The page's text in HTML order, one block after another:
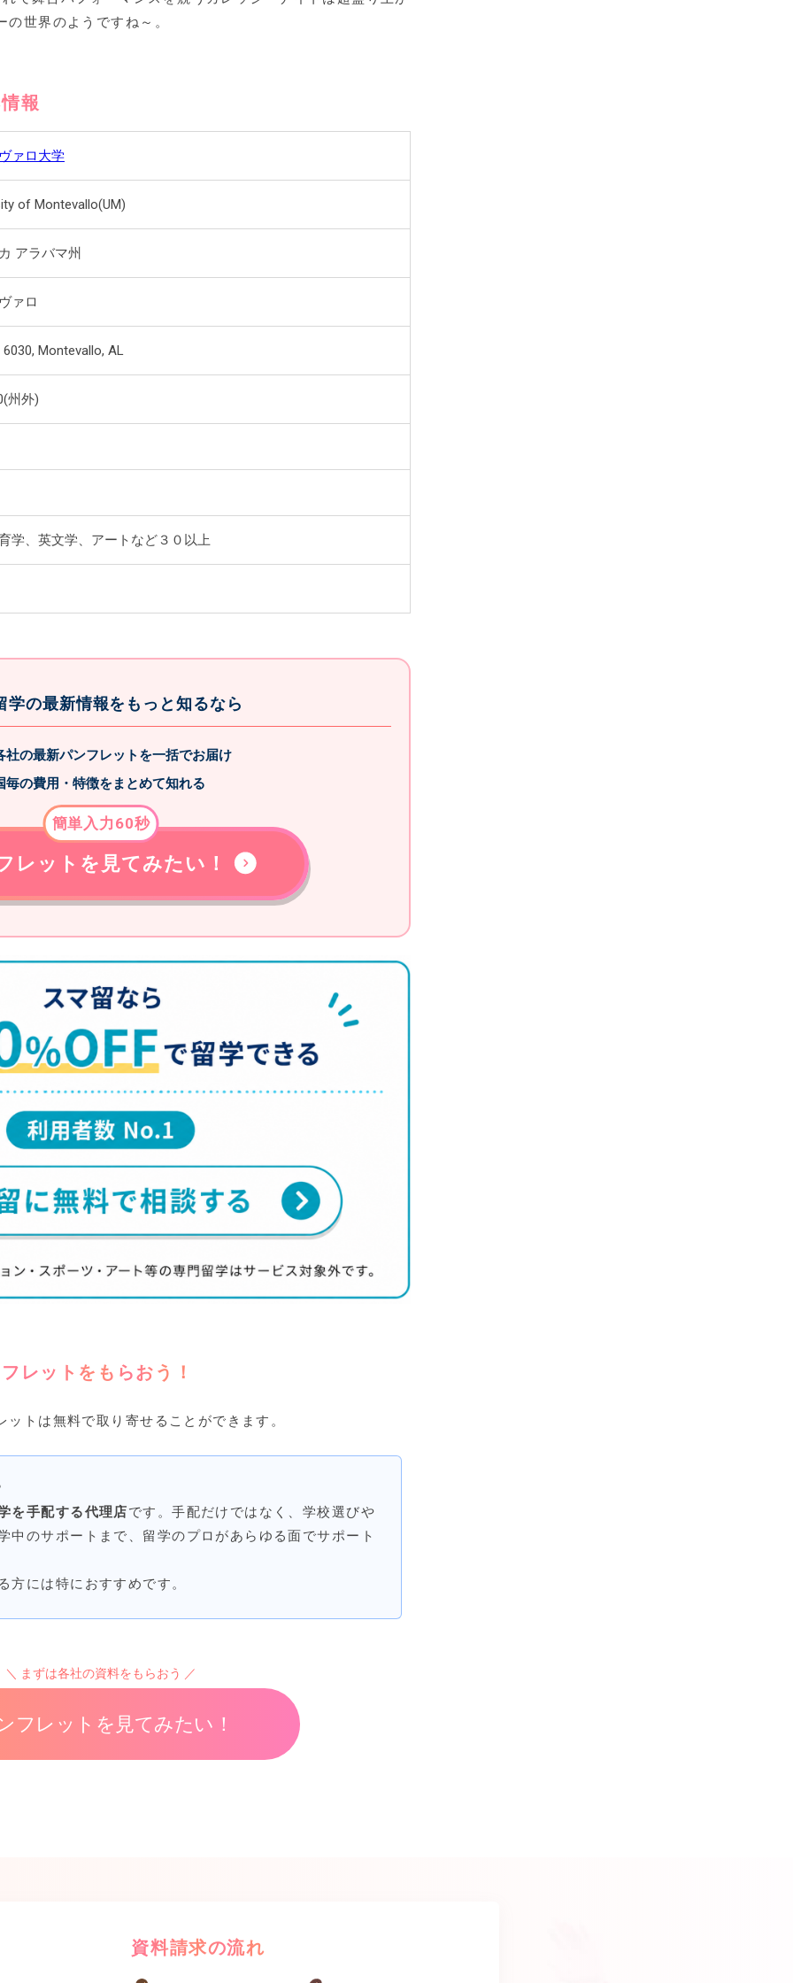
世界のようですね～。
報
ァロ大学
of Montevallo(UM)
アラバマ州
ァロ
Montevallo, AL
州外)
学、英文学、アートなど３０以上
学の最新情報をもっと知るなら
社の最新パンフレットを一括でお届け
毎の費用・特徴をまとめて知れる
レットを見てみたい！
簡単入力60秒
レットをもらおう！
トは無料で取り寄せることができます。
を手配する代理店です。手配だけではなく、学校選びや
中のサポートまで、留学のプロがあらゆる面でサポート
方には特におすすめです。
まずは各社の資料をもらおう
フレットを見てみたい！
資料請求の流れ